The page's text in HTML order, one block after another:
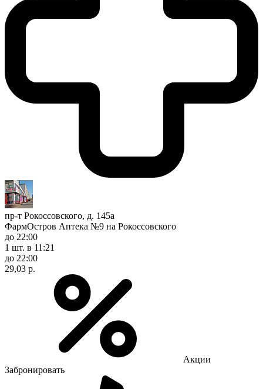
пр-т Рокоссовского, д. 145а
ФармОстров Аптека №9 на Рокоссовского
до 22:00
1 шт. в 11:21
до 22:00
29,03 р.
Акции
Забронировать